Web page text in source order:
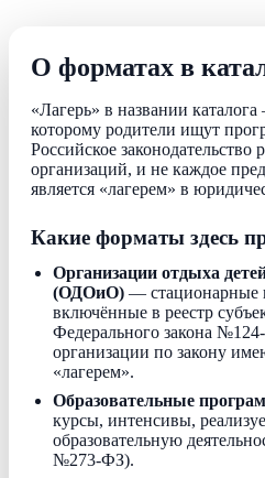
О форматах в
«Лагерь» в названии
которому родители ищут
Российское законодательство
организаций, и не каждое
является «лагерем» в
Какие форматы здесь
Организации отдыха
(ОДОиО) — стационарные
включённые в реестр
Федерального закона
организации по закону
«лагерем».
Образовательные
курсы, интенсивы,
образовательную
№273-ФЗ).